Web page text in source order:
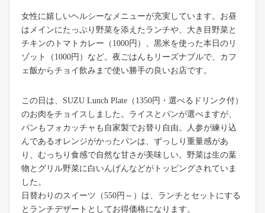
女性に嬉しいヘルシーなメニューが充実しています。お昼
はメインにたっぷり野菜を添えたランチや、大き目野菜と
チキンのトマトカレー（1000円）、黒米を使った本日のリ
ゾット（1000円）など。夜ごはんもリーズナブルで、カフ
ェ飯からチョイ飲みまで使い勝手の良いお店です。
この日は、SUZU Lunch Plate（1350円・選べるドリンク付）
のお肉をチョイスしました。ライスとパンが選べますが、
パンもフォカッチャも自家製でお替り自由。人参が練り込
んであるオレンジがかったパンは、ずっしり重量感があ
り、むっちり食感で自然な甘さが美味しい。野菜は生の葉
物とグリル野菜に白いんげんなどがトッピングされていま
した。
日替わりのスイーツ（550円～）は、ランチとセットにする
とランチデザートとしてお得価格になります。